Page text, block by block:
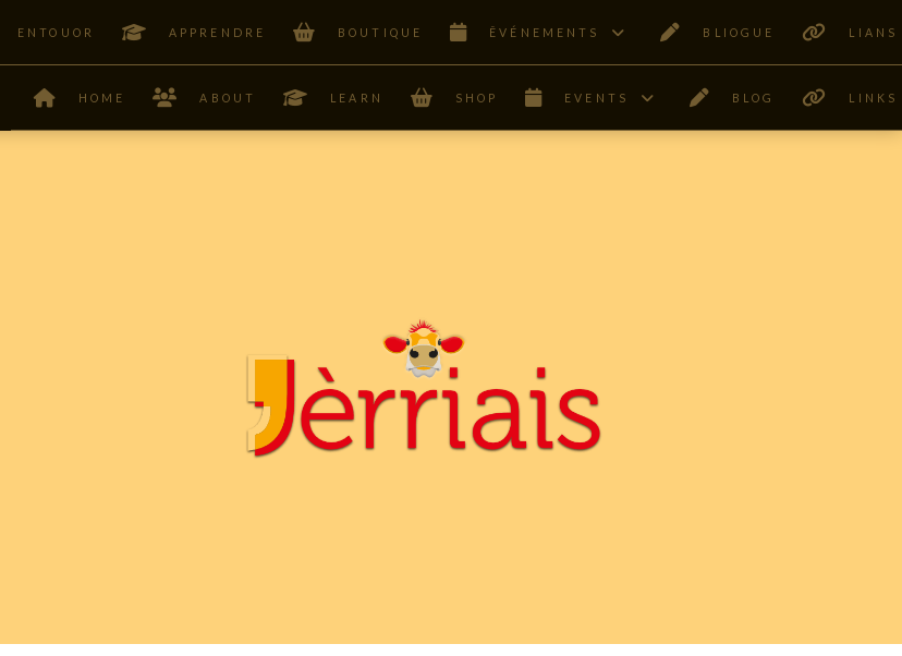
ENTOUOR APPRENDRE BOUTIQUE ÊVÉNEMENTS BLIOGUE LIANS
HOME ABOUT LEARN SHOP EVENTS BLOG LINKS